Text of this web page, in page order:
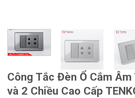
Công Tắc Đèn Ổ Cắm
và 2 Chiều Cao Cấp